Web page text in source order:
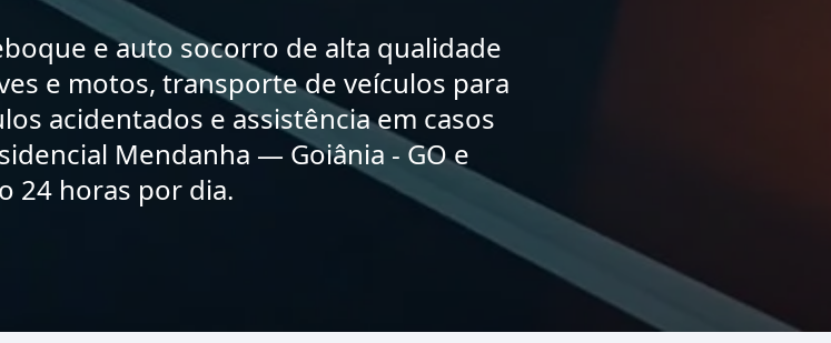
e auto socorro de alta qualidade
e motos, transporte de veículos para
acidentados e assistência em casos
Mendanha — Goiânia - GO e
24 horas por dia.